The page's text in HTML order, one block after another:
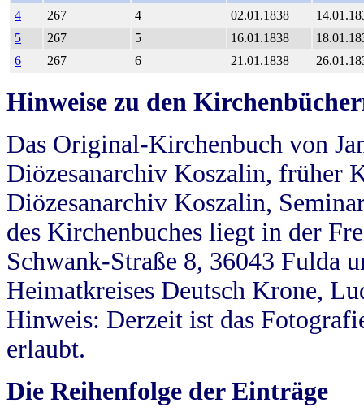
4
267 4 02.01.1838
5
267 5 16.01.1838
6
267 6 21.01.1838
Hinweise zu den
Das Original-Kirchenbuch von
Diözesanarchiv Koszalin, früher
Diözesanarchiv Koszalin,
des Kirchenbuches liegt in der
Schwank-Straße 8, 36043 Fulda
Heimatkreises Deutsch Krone,
Hinweis: Derzeit ist das
erlaubt.
Die Reihenfolge der Einträge